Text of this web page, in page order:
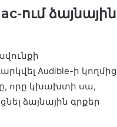
ում ձայնային
Audible-ի կողմից
որը կխախտի սա,
ձայնային գրքեր